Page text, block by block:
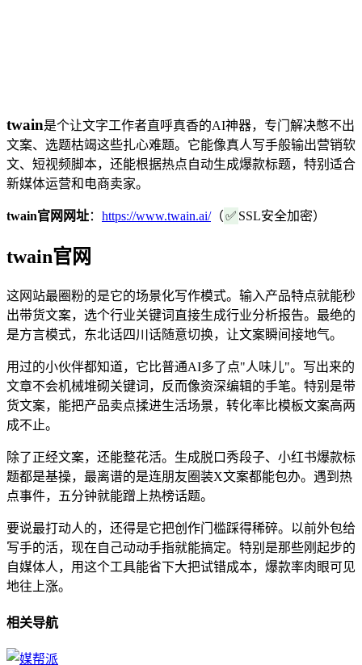
twain是个让文字工作者直呼真香的AI神器，专门解决憋不出
文案、选题枯竭这些扎心难题。它能像真人写手般输出营销软
文、短视频脚本，还能根据热点自动生成爆款标题，特别适合
新媒体运营和电商卖家。
twain官网网址： https://www.twain.ai/（✅ SSL安全加密）
twain官网
这网站最圈粉的是它的场景化写作模式。输入产品特点就能秒
出带货文案，选个行业关键词直接生成行业分析报告。最绝的
是方言模式，东北话四川话随意切换，让文案瞬间接地气。
用过的小伙伴都知道，它比普通AI多了点"人味儿"。写出来的
文章不会机械堆砌关键词，反而像资深编辑的手笔。特别是带
货文案，能把产品卖点揉进生活场景，转化率比模板文案高两
成不止。
除了正经文案，还能整花活。生成脱口秀段子、小红书爆款标
题都是基操，最离谱的是连朋友圈装X文案都能包办。遇到热
点事件，五分钟就能蹭上热榜话题。
要说最打动人的，还得是它把创作门槛踩得稀碎。以前外包给
写手的活，现在自己动动手指就能搞定。特别是那些刚起步的
自媒体人，用这个工具能省下大把试错成本，爆款率肉眼可见
地往上涨。
相关导航